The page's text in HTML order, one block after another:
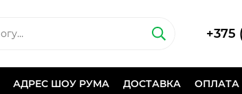
+375
АДРЕС ШОУ РУМА ДОСТАВКА ОПЛАТА